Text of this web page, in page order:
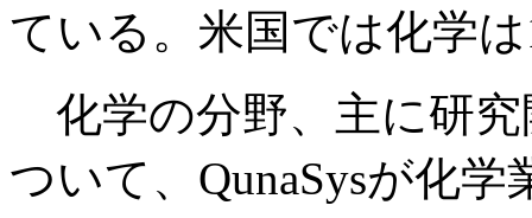
ている。米国では化学
化学の分野、主に研
ついて、QunaSysが化